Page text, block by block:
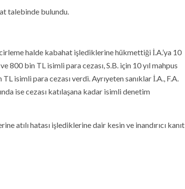
talebinde bulundu.
halde kabahat işlediklerine hükmettiği İ.A.’ya 10
800 bin TL isimli para cezası, S.B. için 10 yıl mahpus
isimli para cezası verdi. Ayrıyeten sanıklar İ.A., F.A.
ise cezası katılaşana kadar isimli denetim
atılı hatası işlediklerine dair kesin ve inandırıcı kanıt